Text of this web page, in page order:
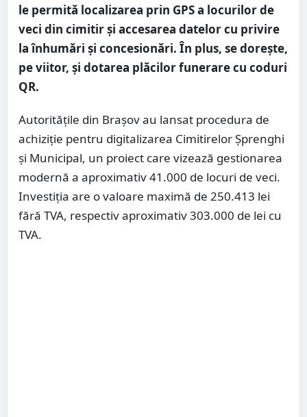
le permită localizarea prin GPS a locurilor de
veci din cimitir și accesarea datelor cu privire
la înhumări și concesionări. În plus, se dorește,
pe viitor, și dotarea plăcilor funerare cu coduri
QR.
Autoritățile din Brașov au lansat procedura de
achiziție pentru digitalizarea Cimitirelor Șprenghi
și Municipal, un proiect care vizează gestionarea
modernă a aproximativ 41.000 de locuri de veci.
Investiția are o valoare maximă de 250.413 lei
fără TVA, respectiv aproximativ 303.000 de lei cu
TVA.